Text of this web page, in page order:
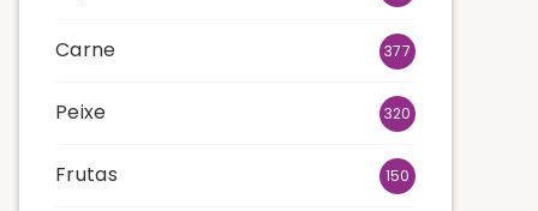
Carne 377
Peixe 320
Frutas 150